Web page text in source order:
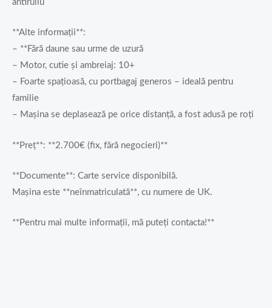
antiruliu
**Alte informații**:
– **Fără daune sau urme de uzură
– Motor, cutie și ambreiaj: 10+
– Foarte spațioasă, cu portbagaj generos – ideală pentru
familie
– Mașina se deplasează pe orice distanță, a fost adusă pe roți
**Preț**: **2.700€ (fix, fără negocieri)**
**Documente**: Carte service disponibilă.
Mașina este **neînmatriculată**, cu numere de UK.
**Pentru mai multe informații, mă puteți contacta!**